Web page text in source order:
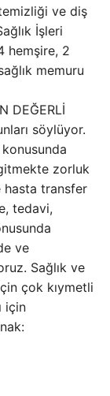
ve diş
İşleri
hemşire, 2
memuru
DEĞERLİ
söylüyor.
zorluk
hasta transfer
tedavi,
ve
Sağlık ve
çok kıymetli
için